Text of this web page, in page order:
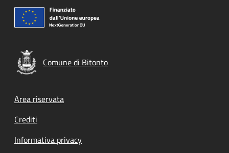
Comune di Bitonto
Footer menu
Area riservata
Crediti
Informativa privacy